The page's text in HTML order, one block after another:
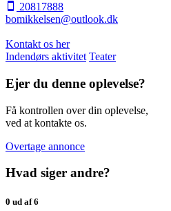
20817888
bomikkelsen@outlook.dk
Kontakt os her
Indendørs aktivitet Teater
Ejer du denne oplevelse?
Få kontrollen over din oplevelse,
ved at kontakte os.
Overtage annonce
Hvad siger andre?
0 ud af 6